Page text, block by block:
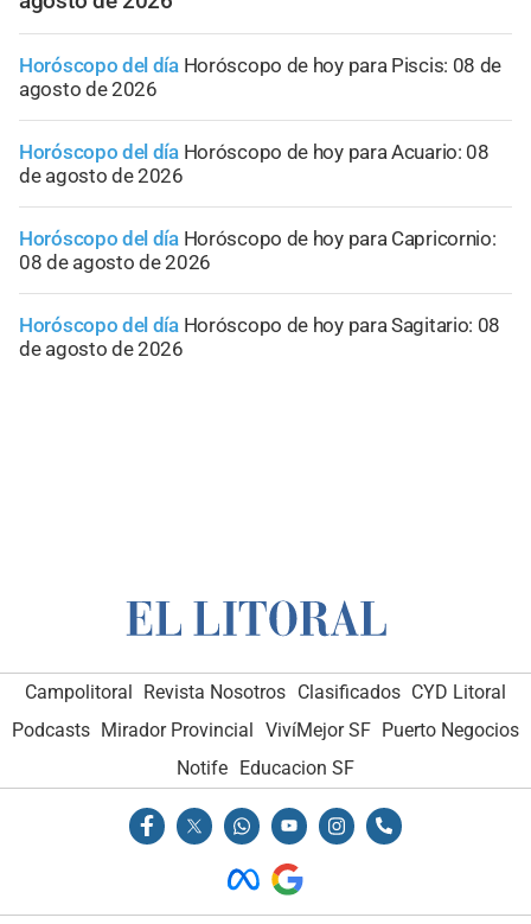
Horóscopo del día Horóscopo de hoy para Piscis: 08 de
agosto de 2026
Horóscopo del día Horóscopo de hoy para Acuario: 08
de agosto de 2026
Horóscopo del día Horóscopo de hoy para Capricornio:
08 de agosto de 2026
Horóscopo del día Horóscopo de hoy para Sagitario: 08
de agosto de 2026
Campolitoral Revista Nosotros Clasificados CYD Litoral
Podcasts Mirador Provincial VivíMejor SF Puerto Negocios
Notife Educacion SF